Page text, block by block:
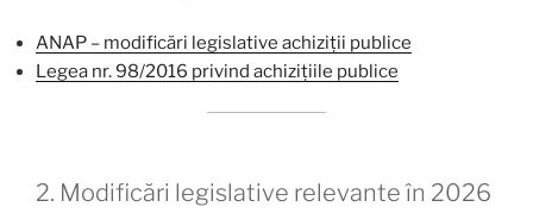
ANAP – modificări legislative achiziții publice
Legea nr. 98/2016 privind achizițiile publice
2. Modificări legislative relevante în 2026